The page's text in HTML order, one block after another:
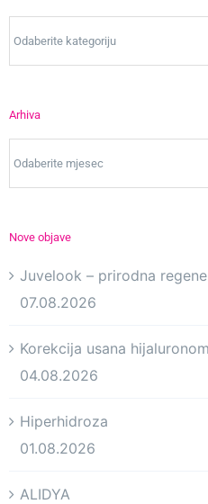
Arhiva
Nove objave
Juvelook – prirodna
07.08.2026
Korekcija usana hijaluronom
04.08.2026
Hiperhidroza
01.08.2026
ALIDYA